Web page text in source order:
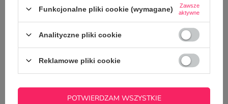
Potrzebujesz pomocy? Masz pytania?
Zadaj pytanie a my odpowiemy
niezwłocznie, najciekawsze pytania i
ZADAJ PYTANIE
Funkcjonalne pliki cookie (wymagane)
Zawsze
aktywne
Analityczne pliki cookie
Reklamowe pliki cookie
POTWIERDZAM WSZYSTKIE